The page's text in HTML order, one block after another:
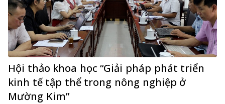
Hội thảo khoa học “Giải pháp phát triển
kinh tế tập thể trong nông nghiệp ở
Mường Kim”